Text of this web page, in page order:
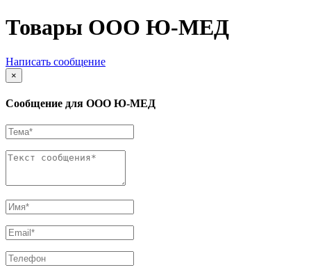
Товары ООО Ю-МЕД
Написать сообщение
×
Сообщение для ООО Ю-МЕД